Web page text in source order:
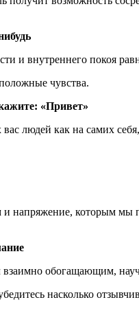
и внутреннего покоя
чувства.
«Привет»
людей как на самих
напряжение, которым мы
обогащающим,
насколько